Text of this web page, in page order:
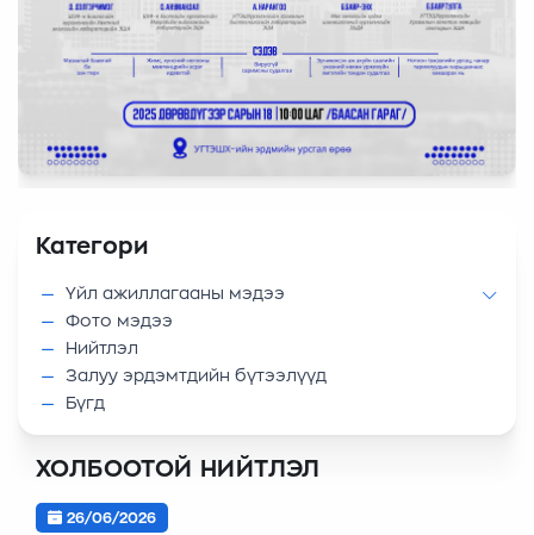
Категори
Үйл ажиллагааны мэдээ
Фото мэдээ
Нийтлэл
Залуу эрдэмтдийн бүтээлүүд
Бүгд
ХОЛБООТОЙ НИЙТЛЭЛ
26/06/2026